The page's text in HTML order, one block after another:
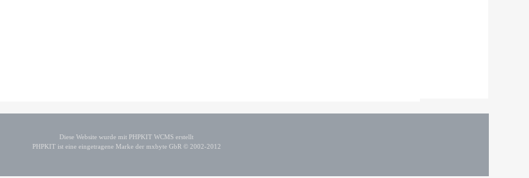
Diese Website wurde mit PHPKIT WCMS erstellt
PHPKIT ist eine eingetragene Marke der mxbyte GbR © 2002-2012